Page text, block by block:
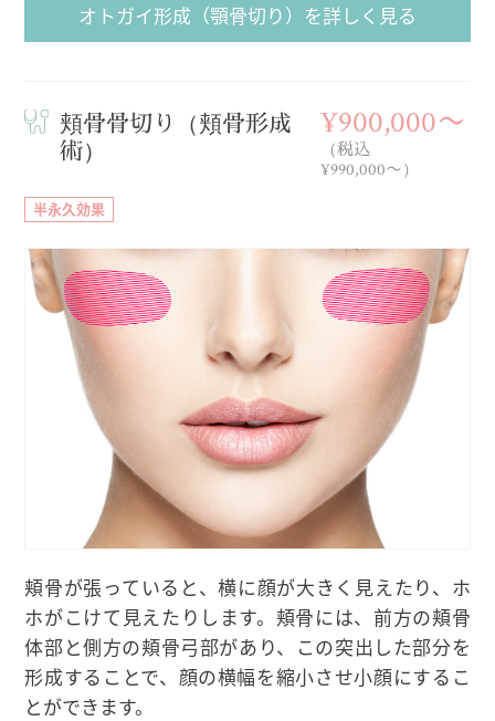
オトガイ形成（顎骨切り）を詳しく見る
頬骨骨切り（頬骨形成
術）
¥900,000〜
（税込
¥990,000〜）
半永久効果
頬骨が張っていると、横に顔が大きく見えたり、ホ
ホがこけて見えたりします。頬骨には、前方の頬骨
体部と側方の頬骨弓部があり、この突出した部分を
形成することで、顔の横幅を縮小させ小顔にするこ
とができます。